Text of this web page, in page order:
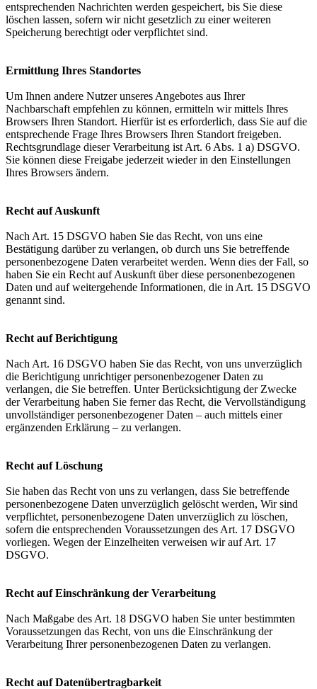
entsprechenden Nachrichten werden gespeichert, bis Sie diese
löschen lassen, sofern wir nicht gesetzlich zu einer weiteren
Speicherung berechtigt oder verpflichtet sind.
Ermittlung Ihres Standortes
Um Ihnen andere Nutzer unseres Angebotes aus Ihrer
Nachbarschaft empfehlen zu können, ermitteln wir mittels Ihres
Browsers Ihren Standort. Hierfür ist es erforderlich, dass Sie auf die
entsprechende Frage Ihres Browsers Ihren Standort freigeben.
Rechtsgrundlage dieser Verarbeitung ist Art. 6 Abs. 1 a) DSGVO.
Sie können diese Freigabe jederzeit wieder in den Einstellungen
Ihres Browsers ändern.
Recht auf Auskunft
Nach Art. 15 DSGVO haben Sie das Recht, von uns eine
Bestätigung darüber zu verlangen, ob durch uns Sie betreffende
personenbezogene Daten verarbeitet werden. Wenn dies der Fall, so
haben Sie ein Recht auf Auskunft über diese personenbezogenen
Daten und auf weitergehende Informationen, die in Art. 15 DSGVO
genannt sind.
Recht auf Berichtigung
Nach Art. 16 DSGVO haben Sie das Recht, von uns unverzüglich
die Berichtigung unrichtiger personenbezogener Daten zu
verlangen, die Sie betreffen. Unter Berücksichtigung der Zwecke
der Verarbeitung haben Sie ferner das Recht, die Vervollständigung
unvollständiger personenbezogener Daten – auch mittels einer
ergänzenden Erklärung – zu verlangen.
Recht auf Löschung
Sie haben das Recht von uns zu verlangen, dass Sie betreffende
personenbezogene Daten unverzüglich gelöscht werden, Wir sind
verpflichtet, personenbezogene Daten unverzüglich zu löschen,
sofern die entsprechenden Voraussetzungen des Art. 17 DSGVO
vorliegen. Wegen der Einzelheiten verweisen wir auf Art. 17
DSGVO.
Recht auf Einschränkung der Verarbeitung
Nach Maßgabe des Art. 18 DSGVO haben Sie unter bestimmten
Voraussetzungen das Recht, von uns die Einschränkung der
Verarbeitung Ihrer personenbezogenen Daten zu verlangen.
Recht auf Datenübertragbarkeit